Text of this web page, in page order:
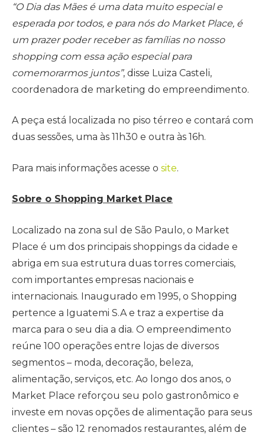
“O Dia das Mães é uma data muito especial e
esperada por todos, e para nós do Market Place, é
um prazer poder receber as famílias no nosso
shopping com essa ação especial para
comemorarmos juntos”, disse Luiza Casteli,
coordenadora de marketing do empreendimento.
A peça está localizada no piso térreo e contará com
duas sessões, uma às 11h30 e outra às 16h.
Para mais informações acesse o site.
Sobre o Shopping Market Place
Localizado na zona sul de São Paulo, o Market
Place é um dos principais shoppings da cidade e
abriga em sua estrutura duas torres comerciais,
com importantes empresas nacionais e
internacionais. Inaugurado em 1995, o Shopping
pertence a Iguatemi S.A e traz a expertise da
marca para o seu dia a dia. O empreendimento
reúne 100 operações entre lojas de diversos
segmentos – moda, decoração, beleza,
alimentação, serviços, etc. Ao longo dos anos, o
Market Place reforçou seu polo gastronômico e
investe em novas opções de alimentação para seus
clientes – são 12 renomados restaurantes, além de